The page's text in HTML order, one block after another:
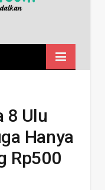
8 Ulu
Hanya
Rp500